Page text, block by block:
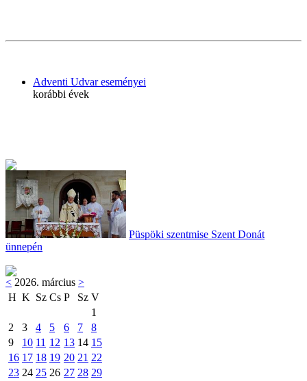
Adventi Udvar eseményei
korábbi évek
Püspöki szentmise Szent Donát
ünnepén
< 2026. március >
H K Sz Cs P Sz V
1
2
3 4 5 6 7
8
9
10 11 12 13 14 15
16 17 18 19 20 21 22
23 24 25 26 27 28 29